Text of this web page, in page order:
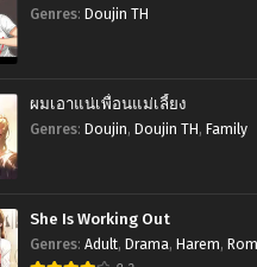
Genres: Doujin TH
ผมเอาแน่เพื่อนแม่เลี้ยง
Genres: Doujin, Doujin TH , Family
She Is Working Out
Genres: Adult, Drama, Harem,